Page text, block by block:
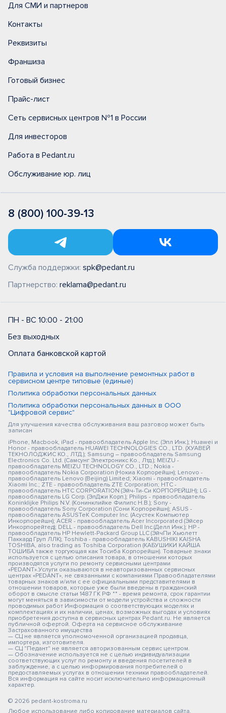
Для СМИ и партнеров
Контакты
Реквизиты
Франшиза
Готовый бизнес
Прайс-лист
Сеть сервисных центров №1 в России
Для инвесторов
Работа в Pedant.ru
Обслуживание юр. лиц
8 (800) 100-39-13
Служба поддержки: spk@pedant.ru
Партнерство: reklama@pedant.ru
ПН - ВС 10:00 - 21:00
Без выходных
Оплата банковской картой
Правила и условия на выполнение ремонтных работ в
сервисном центре типовые (единые)
Политика обработки персональных данных
Политика обработки персональных данных в ООО
"Цифровой сервис"
Для улучшения качества обслуживания ваш разговор может быть
записан
iPhone, Macbook, iPad - правообладатель Apple Inc. (Эпл Инк.); Huawei и
Honor - правообладатель HUAWEI TECHNOLOGIES CO., LTD. (ХУАВЕЙ
ТЕКНОЛОДЖИС КО., ЛТД.); Samsung – правообладатель Samsung
Electronics Co. Ltd. (Самсунг Электроникс Ко., Лтд.); MEIZU -
правообладатель MEIZU TECHNOLOGY CO., LTD.; Nokia -
правообладатель Nokia Corporation (Нокиа Корпорейшн); Lenovo -
правообладатель Lenovo (Beijing) Limited; Xiaomi - правообладатель
Xiaomi Inc.; ZTE - правообладатель ZTE Corporation; HTC -
правообладатель HTC CORPORATION (Эйч-Ти-Си КОРПОРЕЙШН); LG -
правообладатель LG Corp. (ЭлДжи Корп.); Philips - правообладатель
Koninklijke Philips N.V. (Конинклийке Филипс Н.В.); Sony -
правообладатель Sony Corporation (Сони Корпорейшн); ASUS -
правообладатель ASUSTeK Computer Inc. (Асустек Компьютер
Инкорпорейшн); ACER - правообладатель Acer Incorporated (Эйсер
Инкорпорейтед); DELL - правообладатель Dell Inc.(Делл Инк.); HP -
правообладатель HP Hewlett-Packard Group LLC (ЭйчПи Хьюлетт
Паккард Груп ЛЛК); Toshiba - правообладатель KABUSHIKI KAISHA
TOSHIBA, also trading as Toshiba Corporation (КАБУШИКИ КАЙША
ТОШИБА также торгующая как Тосиба Корпорейшн). Товарные знаки
используется с целью описания товара, в отношении которых
производятся услуги по ремонту сервисными центрами
«PEDANT».Услуги оказываются в неавторизованных сервисных
центрах «PEDANT», не связанными с компаниями Правообладателями
товарных знаков и/или с ее официальными представителями в
отношении товаров, которые уже были введены в гражданский
оборот в смысле статьи 1487 ГК РФ ** - время ремонта, срок гарантии
могут меняться в зависимости от модели устройства и сложности
проводимых работ Информация о соответствующих моделях и
комплектациях и их наличии, ценах, возможных выгодах и условиях
приобретения доступна в сервисных центрах Pedant.ru. Не является
публичной офертой. Оферта на сервисное обслуживание
Застрахованного имущества
— СЦ не является уполномоченной организацией продавца,
импортера, изготовителя.
— СЦ "Педант" не является авторизованным сервис центром.
— Обозначение используется не с целью индивидуализации
соответствующих услуг по ремонту и введения посетителей в
заблуждение, а с целью информирования потребителей о
предоставляемых услугах в отношении техники правообладателей.
Вся информация на сайте носит исключительно информационный
характер.
© 2026 pedant-kostroma.ru
Любое использование либо копирование материалов сайта,